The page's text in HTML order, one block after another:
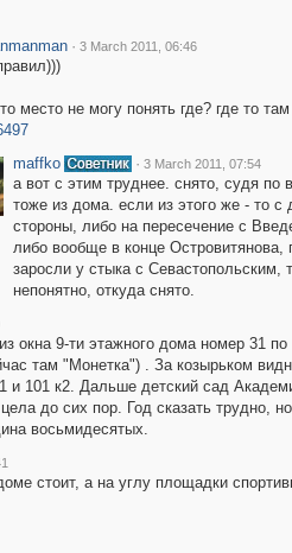
· 3 March 2011, 06:46
место не могу понять где? где то
maffko
· 3 March 2011, 07:54
а вот с этим труднее. снято, судя по
тоже из дома. если из этого же - то с
стороны, либо на пересечение с
либо вообще в конце Островитянова,
заросли у стыка с Севастопольским,
непонятно, откуда снято.
окна 9-ти этажного дома номер 31
там "Монетка") . За козырьком
и 101 к2. Дальше детский сад
до сих пор. Год сказать трудно,
восьмидесятых.
стоит, а на углу площадки